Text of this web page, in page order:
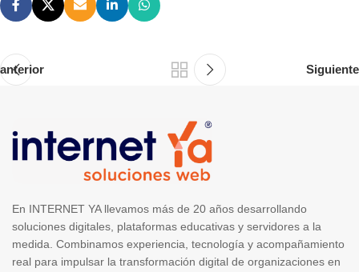
anterior Siguiente
En INTERNET YA llevamos más de 20 años desarrollando
soluciones digitales, plataformas educativas y servidores a la
medida. Combinamos experiencia, tecnología y acompañamiento
real para impulsar la transformación digital de organizaciones en